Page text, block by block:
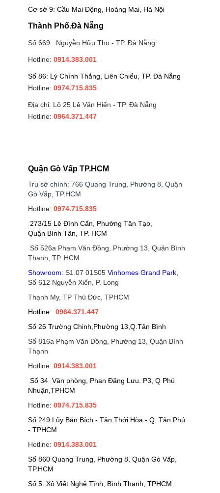
Cơ sở 9: Cầu Mai Động, Hoàng Mai, Hà Nội
Thành Phố.Đà Nẵng
Số 669 : Nguyễn Hữu Thọ - TP. Đà Nẵng
Hotline: 0914.383.001
Số 86: Lý Chính Thắng, Liên Chiểu, TP. Đà Nẵng
Hotline: 0974.715.835
Địa chỉ: Lô 25 Lê Văn Hiến - TP. Đà Nẵng
Hotline: 0964.371.447
Quận Gò Vấp TP.HCM
Trụ sở chính: 766 Quang Trung, Phường 8, Quận
Gò Vấp, TP.HCM
Hotline: 0974.715.835
273/15 Lê Đình Cẩn, Phường Tân Tạo,
Quận Bình Tân, TP. HCM
Số 526a Phạm Văn Đồng, Phường 13, Quận Bình
Thạnh, TP. HCM
Showroom: S1.07 01S05 Vinhomes Grand Park,
Số 612 Nguyễn Xiển, P. Long
Thạnh My, TP Thủ Đức, TPHCM
Hotline: 0964.371.447
Số 26 Trường Chinh,Phường 13,Q.Tân Bình
Số 816a Phạm Văn Đồng, Phường 13, Quận Bình
Thạnh
Hotline: 0914.383.001
Số 34 Văn phòng, Phan Đăng Lưu. P3, Q Phú
Nhuận,TPHCM
Hotline: 0974.715.835
Số 249 Lũy Bán Bích - Tân Thới Hòa - Q. Tân Phú
- TPHCM
Hotline: 0914.383.001
Số 860 Quang Trung, Phường 8, Quận Gò Vấp,
TP.HCM
Số 5: Xô Viết Nghệ Tĩnh, Bình Thạnh, TPHCM